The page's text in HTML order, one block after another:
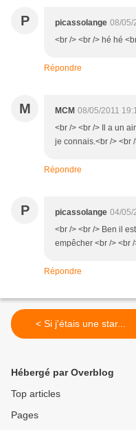
P picassolange 08/05/
<br /> <br /> hé hé
Répondre
M MCM 08/05/2011
<br /> <br /> Il a un
je connais.<br /> <br
Répondre
P picassolange 04/05/
<br /> <br /> Ben il
empêcher <br /> <br
Répondre
< Si j'étais une star...
Hébergé par Overblog
Top articles
Pages